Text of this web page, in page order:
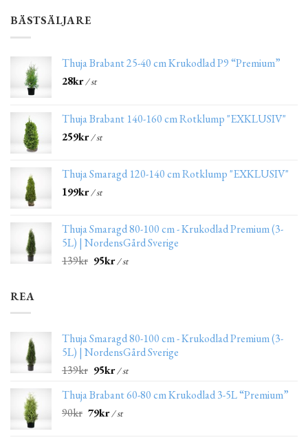
BÄSTSÄLJARE
Thuja Brabant 25-40 cm Krukodlad P9 “Premium”
28kr/ st
Thuja Brabant 140-160 cm Rotklump "EXKLUSIV"
259kr/ st
Thuja Smaragd 120-140 cm Rotklump "EXKLUSIV"
199kr/ st
Thuja Smaragd 80-100 cm - Krukodlad Premium (3-
5L) | NordensGård Sverige
139kr 95kr/ st
REA
Thuja Smaragd 80-100 cm - Krukodlad Premium (3-
5L) | NordensGård Sverige
139kr 95kr/ st
Thuja Brabant 60-80 cm Krukodlad 3-5L “Premium”
90kr 79kr/ st